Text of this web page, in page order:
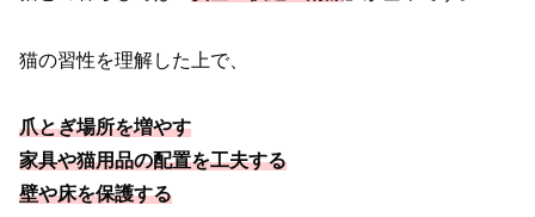
猫の習性を理解した上で、
爪とぎ場所を増やす
家具や猫用品の配置を工夫する
壁や床を保護する